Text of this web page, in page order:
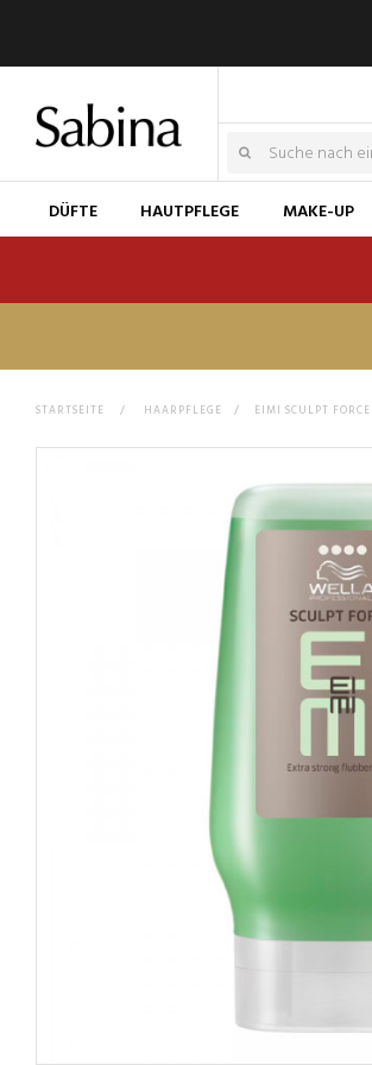
DÜFTE HAUTPFLEGE MAKE-UP
STARTSEITE > HAARPFLEGE > EIMI SCULPT FORCE